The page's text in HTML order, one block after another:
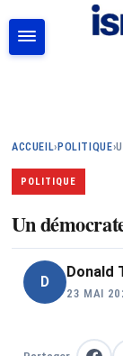
ACCUEIL› POLITIQUE›
POLITIQUE
Un
D
Donald
23 MAI